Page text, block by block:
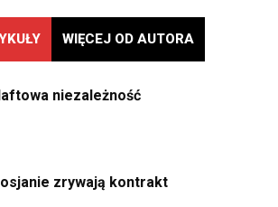
WIĘCEJ OD AUTORA
niezależność
zrywają kontrakt